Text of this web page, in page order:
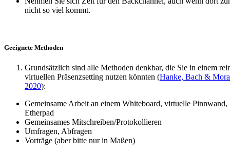
nicht so viel kommt.
Geeignete Methoden
Grundsätzlich sind alle Methoden denkbar, die Sie in einem
virtuellen Präsenzsetting nutzen könnten (Hanke, Bach &
2020):
Gemeinsame Arbeit an einem Whiteboard, virtuelle Pinnwand,
Etherpad
Gemeinsames Mitschreiben/Protokollieren
Umfragen, Abfragen
Vorträge (aber bitte nur in Maßen)